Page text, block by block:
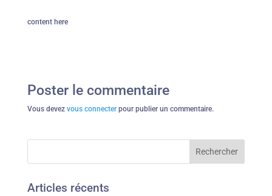
content here
Poster le commentaire
Vous devez vous connecterpour publier un commentaire.
Articles récents